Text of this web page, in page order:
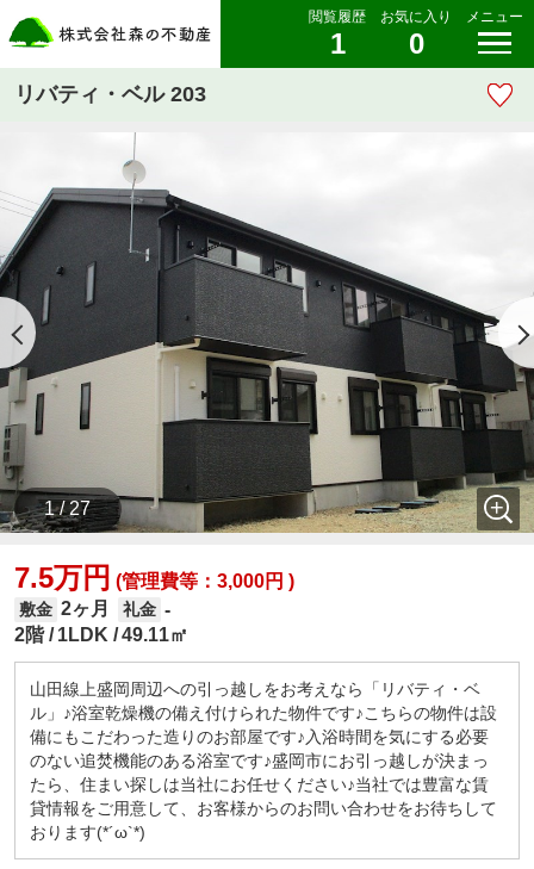
閲覧履歴
1
お気に入り
0
メニュー
リバティ・ベル 203
1 / 27
7.5万円 (管理費等：3,000円 )
敷金 2ヶ月 礼金 -
2階
1LDK 49.11㎡
山田線上盛岡周辺への引っ越しをお考えなら「リバティ・ベ
ル」♪浴室乾燥機の備え付けられた物件です♪こちらの物件は設
備にもこだわった造りのお部屋です♪入浴時間を気にする必要
のない追焚機能のある浴室です♪盛岡市にお引っ越しが決まっ
たら、住まい探しは当社にお任せください♪当社では豊富な賃
貸情報をご用意して、お客様からのお問い合わせをお待ちして
おります(*´ω`*)